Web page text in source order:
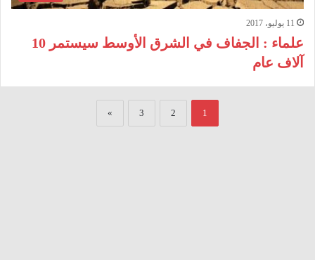
11 يوليو، 2017
علماء : الجفاف في الشرق الأوسط سيستمر 10
آلاف عام
1
2
3
»